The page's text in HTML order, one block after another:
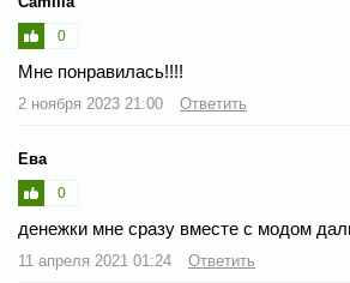
0
Мне понравилась!!!!
2 ноября 2023 21:00 Ответить
Ева
0
денежки мне сразу вместе с модом
11 апреля 2021 01:24 Ответить